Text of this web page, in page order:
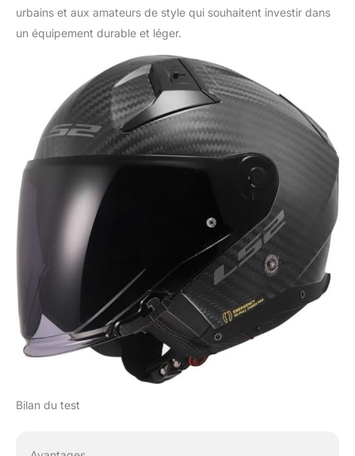
urbains et aux amateurs de style qui souhaitent investir dans
un équipement durable et léger.
Bilan du test